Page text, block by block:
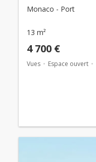
Monaco - Port
13 m²
4 700 €
Vues Espace ouvert